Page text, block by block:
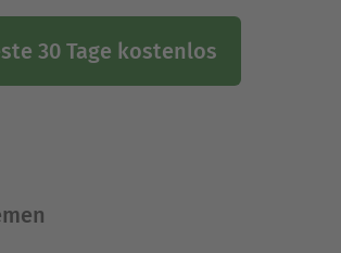
30 Tage kostenlos